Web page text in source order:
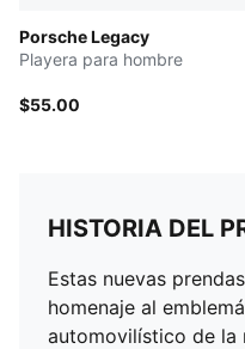
Porsche Legacy
Playera para hombre
$55.00
HISTORIA DEL
Estas nuevas
homenaje al
automovilístico de la